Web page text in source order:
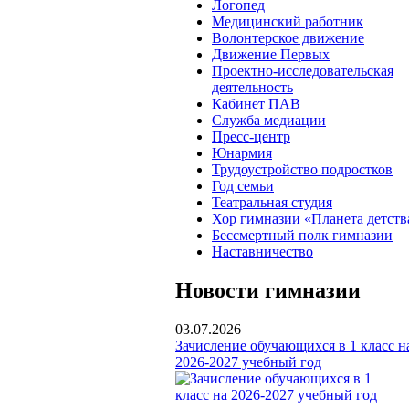
Логопед
Медицинский работник
Волонтерское движение
Движение Первых
Проектно-исследовательская
деятельность
Кабинет ПАВ
Служба медиации
Пресс-центр
Юнармия
Трудоустройство подростков
Год семьи
Театральная студия
Хор гимназии «Планета
Бессмертный полк гимназии
Наставничество
Новости гимназии
03.07.2026
Зачисление обучающихся в 1 класс
2026-2027 учебный год